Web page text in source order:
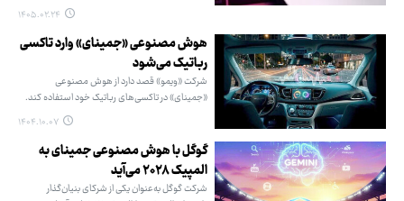
۱۴۰۵.۰۲.۲۴
هوش مصنوعی «جمینای» وارد تاکسی
رباتیک می‌شود
شرکت «ویمو» قصد دارد از هوش مصنوعی
«جمینای» در تاکسی‌های رباتیک خود استفاده کند.
۱۴۰۴.۱۰.۰۷
گوگل با هوش مصنوعی جمینای به
المپیک ۲۰۲۸ می‌آید
شرکت گوگل به‌عنوان یکی از شرکای بنیان‌گذار